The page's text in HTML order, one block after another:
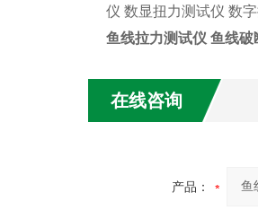
仪 数显扭力测试仪 数
鱼线拉力测试仪 鱼线
在线咨询
产品：